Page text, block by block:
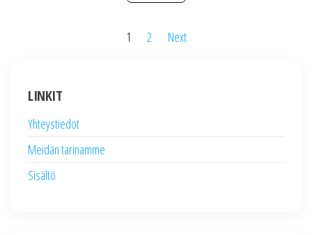
1 2 Next
LINKIT
Yhteystiedot
Meidän tarinamme
Sisältö